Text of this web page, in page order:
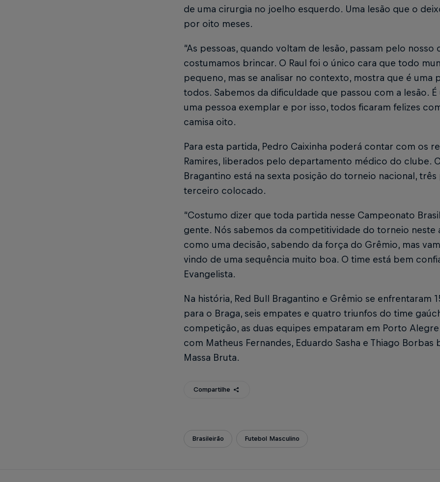
de uma cirurgia no joelho esquerdo. Uma lesão que o
por oito meses.
“As pessoas, quando voltam de lesão, passam pelo
costumamos brincar. O Raul foi o único cara que todo
pequeno, mas se analisar no contexto, mostra que é uma
todos. Sabemos da dificuldade que passou com a lesão.
uma pessoa exemplar e por isso, todos ficaram felizes
camisa oito.
Para esta partida, Pedro Caixinha poderá contar com os
Ramires, liberados pelo departamento médico do clube.
Bragantino está na sexta posição do torneio nacional,
terceiro colocado.
“Costumo dizer que toda partida nesse Campeonato
gente. Nós sabemos da competitividade do torneio neste
como uma decisão, sabendo da força do Grêmio, mas
vindo de uma sequência muito boa. O time está bem
Evangelista.
Na história, Red Bull Bragantino e Grêmio se enfrentaram
para o Braga, seis empates e quatro triunfos do time
competição, as duas equipes empataram em Porto
com Matheus Fernandes, Eduardo Sasha e Thiago
Massa Bruta.
Compartilhe
Brasileirão Futebol Masculino